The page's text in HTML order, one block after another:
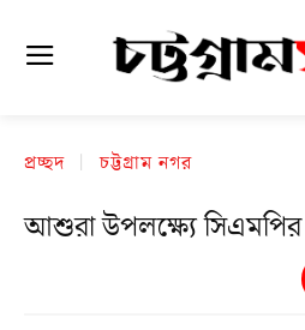
প্রচ্ছদ চট্টগ্রাম নগর
আশুরা উপলক্ষ্যে সিএমপির